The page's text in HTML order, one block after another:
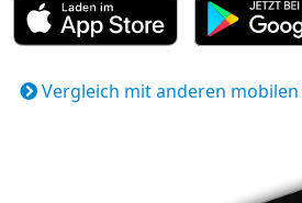
Vergleich mit anderen